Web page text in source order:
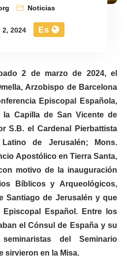
Noticias
2024
Es
2 de marzo de 2024, el
Arzobispo de Barcelona
Episcopal Española,
Capilla de San Vicente de
S.B. el Cardenal Pierbattista
de Jerusalén; Mons.
Apostólico en Tierra Santa,
motivo de la inauguración
Bíblicos y Arqueológicos,
Santiago de Jerusalén y que
Español. Entre los
el Cónsul de España y su
del Seminario
sirvieron en la Misa.